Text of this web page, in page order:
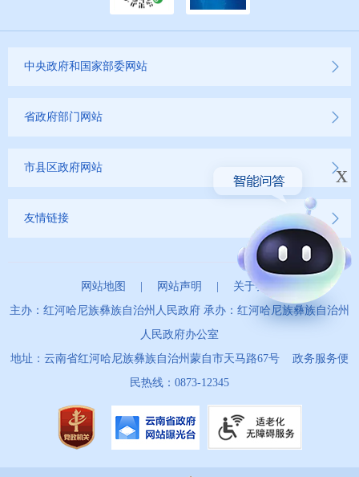
中央政府和国家部委网站
省政府部门网站
市县区政府网站
友情链接
网站地图 网站声明
关于我们
主办：红河哈尼族彝族自治州人民政府 承办：红河哈尼族彝族自治州
人民政府办公室
地址：云南省红河哈尼族彝族自治州蒙自市天马路67号 政务服务便
民热线：0873-12345
x